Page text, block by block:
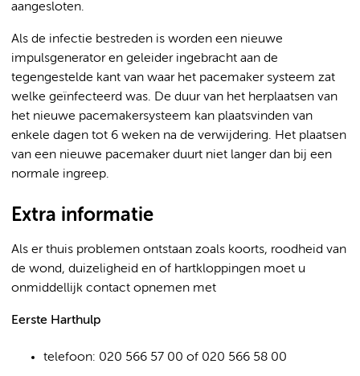
aangesloten.
Als de infectie bestreden is worden een nieuwe
impulsgenerator en geleider ingebracht aan de
tegengestelde kant van waar het pacemaker systeem zat
welke geïnfecteerd was. De duur van het herplaatsen van
het nieuwe pacemakersysteem kan plaatsvinden van
enkele dagen tot 6 weken na de verwijdering. Het plaatsen
van een nieuwe pacemaker duurt niet langer dan bij een
normale ingreep.
Extra informatie
Als er thuis problemen ontstaan zoals koorts, roodheid van
de wond, duizeligheid en of hartkloppingen moet u
onmiddellijk contact opnemen met
Eerste Harthulp
telefoon: 020 566 57 00 of 020 566 58 00